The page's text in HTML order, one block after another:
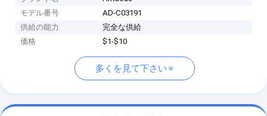
モデル番号
AD-C03191
供給の能力
完全な供給
価格
$1-$10
多くを見て下さい